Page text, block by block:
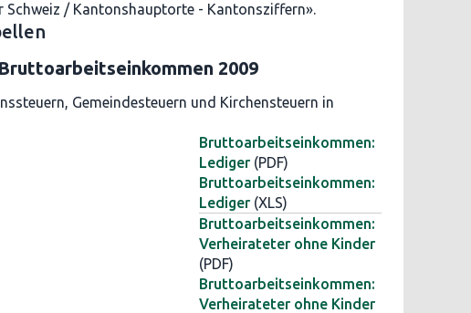
Schweiz / Kantonshauptorte - Kantonsziffern».
2009
Gemeindesteuern und Kirchensteuern in
Bruttoarbeitseinkommen:
Lediger (PDF)
Bruttoarbeitseinkommen:
Lediger (XLS)
Bruttoarbeitseinkommen:
Verheirateter ohne Kinder
(PDF)
Bruttoarbeitseinkommen:
Verheirateter ohne Kinder